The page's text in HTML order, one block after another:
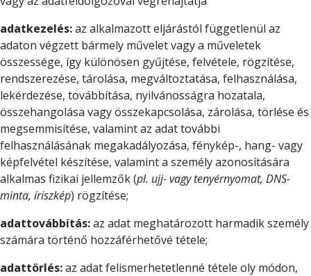
adatkezelés:az alkalmazott eljárástól függetlenül az
adaton végzett bármely művelet vagy a műveletek
összessége, így különösen gyűjtése, felvétele, rögzítése,
rendszerezése, tárolása, megváltoztatása, felhasználása,
lekérdezése, továbbítása, nyilvánosságra hozatala,
összehangolása vagy összekapcsolása, zárolása, törlése és
megsemmisítése, valamint az adat további
felhasználásának megakadályozása, fénykép-, hang- vagy
képfelvétel készítése, valamint a személy azonosítására
alkalmas fizikai jellemzők (pl. ujj- vagy tenyérnyomat, DNS-
minta, íriszkép) rögzítése;
adattovábbítás:az adat meghatározott harmadik személy
számára történő hozzáférhetővé tétele;
adattörlés:az adat felismerhetetlenné tétele oly módon,